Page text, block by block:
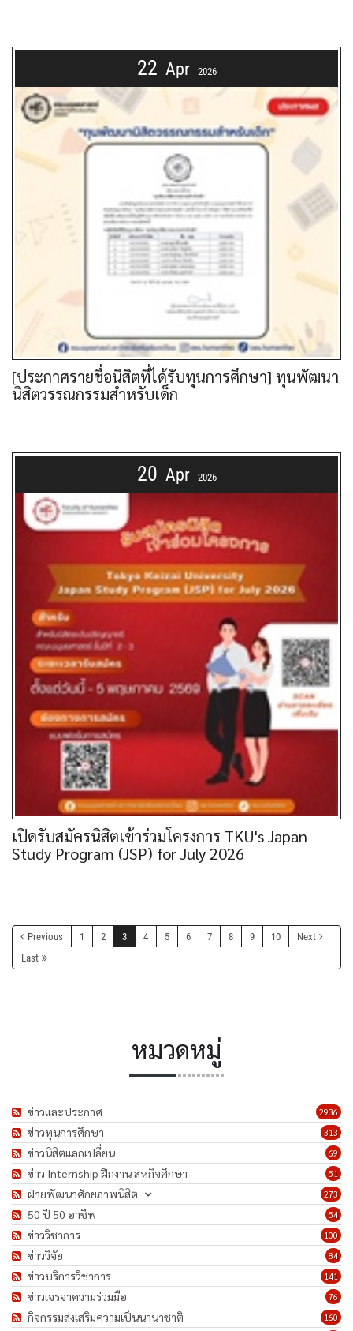
22 Apr 2026
[ประกาศรายชื่อนิสิตที่ได้รับทุนการศึกษา] ทุนพัฒนา
นิสิตวรรณกรรมสำหรับเด็ก
20 Apr 2026
เปิดรับสมัครนิสิตเข้าร่วมโครงการ TKU's Japan
Study Program (JSP) for July 2026
Previous 1 2 3 4 5 6 7 8 9 10
Next
Last
หมวดหมู่
2936
ข่าวและประกาศ
313
ข่าวทุนการศึกษา
69
ข่าวนิสิตแลกเปลี่ยน
51
ข่าว Internship ฝึกงาน สหกิจศึกษา
273
ฝ่ายพัฒนาศักยภาพนิสิต
54
50 ปี 50 อาชีพ
100
ข่าววิชาการ
84
ข่าววิจัย
141
ข่าวบริการวิชาการ
76
ข่าวเจรจาความร่วมมือ
160
กิจกรรมส่งเสริมความเป็นนานาชาติ